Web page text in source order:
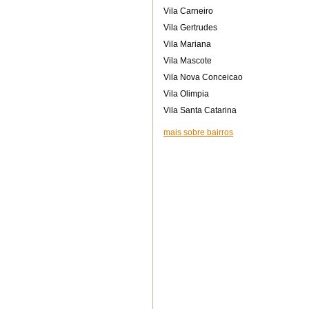
Vila Carneiro
Vila Gertrudes
Vila Mariana
Vila Mascote
Vila Nova Conceicao
Vila Olimpia
Vila Santa Catarina
mais sobre bairros